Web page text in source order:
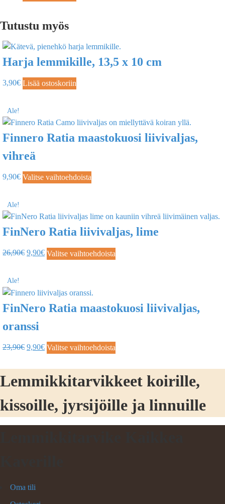
Tutustu myös
Harja lemmikille, 13,5 x 10 cm
3,90€ Lisää ostoskoriin
Ale!
Finnero Ratia maastokuosi liivivaljas,
vihreä
9,90€ Valitse vaihtoehdoista
Ale!
FinNero Ratia liivivaljas, lime
26,90€ 9,90€ Valitse vaihtoehdoista
Ale!
FinNero Ratia maastokuosi liivivaljas,
oranssi
23,90€ 9,90€ Valitse vaihtoehdoista
Lemmikkitarvikkeet koirille,
kissoille, jyrsijöille ja linnuille
Oma tili